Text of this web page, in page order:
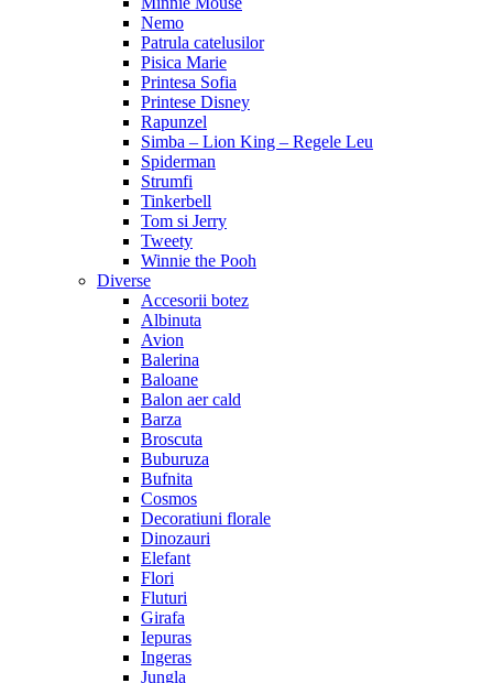
Nemo
Patrula catelusilor
Pisica Marie
Printesa Sofia
Printese Disney
Rapunzel
Simba – Lion King – Regele Leu
Spiderman
Strumfi
Tinkerbell
Tom si Jerry
Tweety
Winnie the Pooh
Diverse
Accesorii botez
Albinuta
Avion
Balerina
Baloane
Balon aer cald
Barza
Broscuta
Buburuza
Bufnita
Cosmos
Decoratiuni florale
Dinozauri
Elefant
Flori
Fluturi
Girafa
Iepuras
Ingeras
Jungla